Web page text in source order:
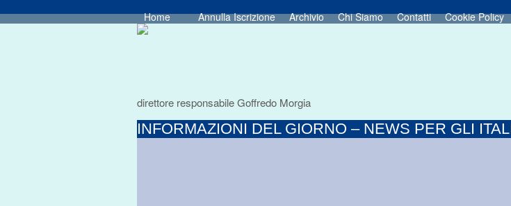
Home Annulla Iscrizione Archivio Chi Siamo Contatti Cookie Policy
direttore responsabile Goffredo Morgia
INFORMAZIONI DEL GIORNO – NEWS PER GLI